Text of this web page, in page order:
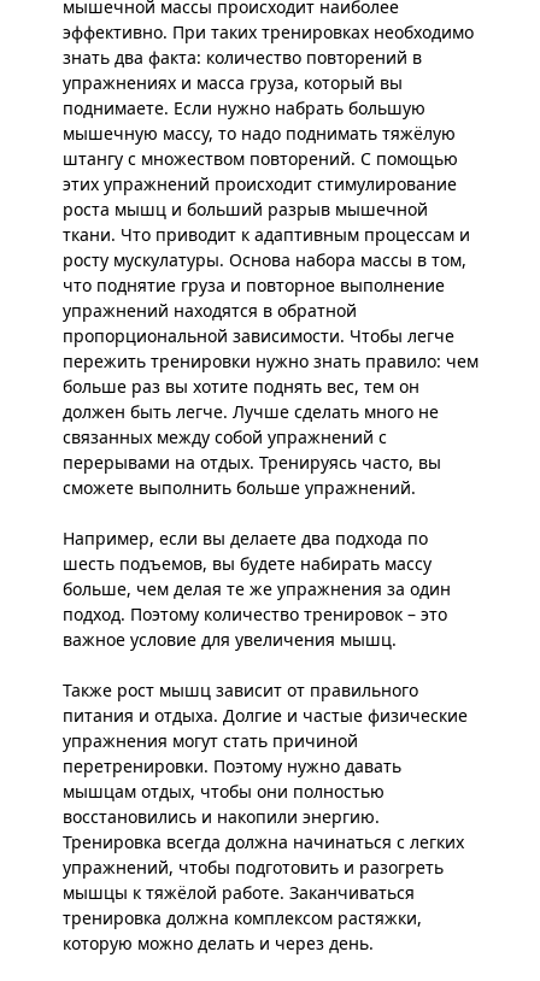
мышечной массы происходит наиболее
эффективно. При таких тренировках необходимо
знать два факта: количество повторений в
упражнениях и масса груза, который вы
поднимаете. Если нужно набрать большую
мышечную массу, то надо поднимать тяжёлую
штангу с множеством повторений. С помощью
этих упражнений происходит стимулирование
роста мышц и больший разрыв мышечной
ткани. Что приводит к адаптивным процессам и
росту мускулатуры. Основа набора массы в том,
что поднятие груза и повторное выполнение
упражнений находятся в обратной
пропорциональной зависимости. Чтобы легче
пережить тренировки нужно знать правило: чем
больше раз вы хотите поднять вес, тем он
должен быть легче. Лучше сделать много не
связанных между собой упражнений с
перерывами на отдых. Тренируясь часто, вы
сможете выполнить больше упражнений.
Например, если вы делаете два подхода по
шесть подъемов, вы будете набирать массу
больше, чем делая те же упражнения за один
подход. Поэтому количество тренировок – это
важное условие для увеличения мышц.
Также рост мышц зависит от правильного
питания и отдыха. Долгие и частые физические
упражнения могут стать причиной
перетренировки. Поэтому нужно давать
мышцам отдых, чтобы они полностью
восстановились и накопили энергию.
Тренировка всегда должна начинаться с легких
упражнений, чтобы подготовить и разогреть
мышцы к тяжёлой работе. Заканчиваться
тренировка должна комплексом растяжки,
которую можно делать и через день.